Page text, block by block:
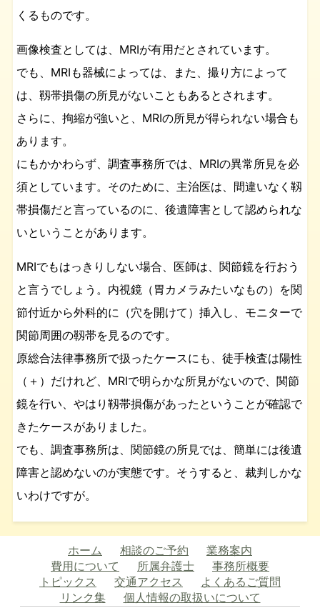
くるものです。
画像検査としては、MRIが有用だとされています。
でも、MRIも器械によっては、また、撮り方によって
は、靱帯損傷の所見がないこともあるとされます。
さらに、拘縮が強いと、MRIの所見が得られない場合も
あります。
にもかかわらず、調査事務所では、MRIの異常所見を必
須としています。そのために、主治医は、間違いなく靱
帯損傷だと言っているのに、後遺障害として認められな
いということがあります。
MRIでもはっきりしない場合、医師は、関節鏡を行おう
と言うでしょう。内視鏡（胃カメラみたいなもの）を関
節付近から外科的に（穴を開けて）挿入し、モニターで
関節周囲の靱帯を見るのです。
原総合法律事務所で扱ったケースにも、徒手検査は陽性
（＋）だけれど、MRIで明らかな所見がないので、関節
鏡を行い、やはり靱帯損傷があったということが確認で
きたケースがありました。
でも、調査事務所は、関節鏡の所見では、簡単には後遺
障害と認めないのが実態です。そうすると、裁判しかな
いわけですが。
ホーム 相談のご予約
業務案内
費用について
所属弁護士
事務所概要
トピックス
交通アクセス
よくあるご質問
リンク集
個人情報の取扱いについて